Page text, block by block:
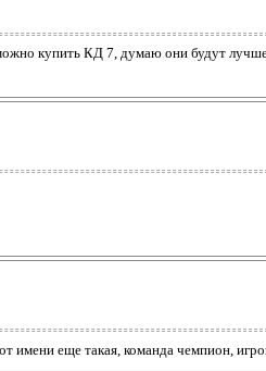
купить КД 7, думаю они будут
имени еще такая, команда чемпион,